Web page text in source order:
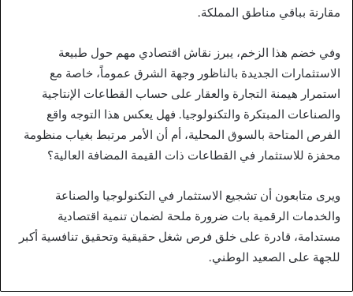
مقارنة بباقي مناطق المملكة.
وفي خضم هذا الزخم، يبرز نقاش اقتصادي مهم حول طبيعة
الاستثمارات الجديدة بالناظور وجهة الشرق عموماً، خاصة مع
استمرار هيمنة التجارة والعقار على حساب القطاعات الإنتاجية
والصناعات المبتكرة والتكنولوجيا. فهل يعكس هذا التوجه واقع
الفرص المتاحة بالسوق المحلية، أم أن الأمر مرتبط بغياب منظومة
محفزة للاستثمار في القطاعات ذات القيمة المضافة العالية؟
ويرى متابعون أن تشجيع الاستثمار في التكنولوجيا والصناعة
والخدمات الرقمية بات ضرورة ملحة لضمان تنمية اقتصادية
مستدامة، قادرة على خلق فرص شغل حقيقية وتحقيق تنافسية أكبر
للجهة على الصعيد الوطني.